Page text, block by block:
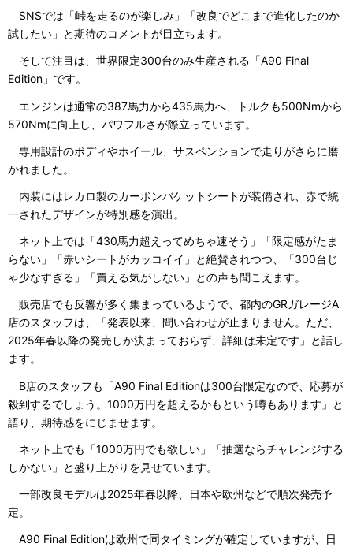
SNSでは「峠を走るのが楽しみ」「改良でどこまで進化したのか
試したい」と期待のコメントが目立ちます。
そして注目は、世界限定300台のみ生産される「A90 Final
Edition」です。
エンジンは通常の387馬力から435馬力へ、トルクも500Nmから
570Nmに向上し、パワフルさが際立っています。
専用設計のボディやホイール、サスペンションで走りがさらに磨
かれました。
内装にはレカロ製のカーボンバケットシートが装備され、赤で統
一されたデザインが特別感を演出。
ネット上では「430馬力超えってめちゃ速そう」「限定感がたま
らない」「赤いシートがカッコイイ」と絶賛されつつ、「300台じ
ゃ少なすぎる」「買える気がしない」との声も聞こえます。
販売店でも反響が多く集まっているようで、都内のGRガレージA
店のスタッフは、「発表以来、問い合わせが止まりません。ただ、
2025年春以降の発売しか決まっておらず、詳細は未定です」と話し
ます。
B店のスタッフも「A90 Final Editionは300台限定なので、応募が
殺到するでしょう。1000万円を超えるかもという噂もあります」と
語り、期待感をにじませます。
ネット上でも「1000万円でも欲しい」「抽選ならチャレンジする
しかない」と盛り上がりを見せています。
一部改良モデルは2025年春以降、日本や欧州などで順次発売予
定。
A90 Final Editionは欧州で同タイミングが確定していますが、日